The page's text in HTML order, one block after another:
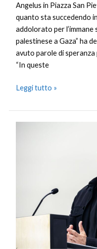
Angelus in Piazza San
quanto sta succedendo
addolorato per
palestinese a Gaza” ha
avuto parole di
“In queste
Leggi tutto »
500